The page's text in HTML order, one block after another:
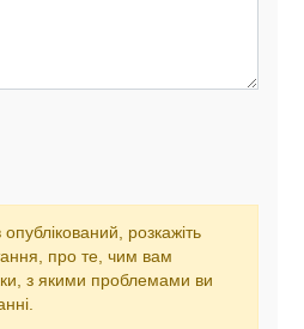
розкажіть
про те, чим вам
з якими проблемами ви